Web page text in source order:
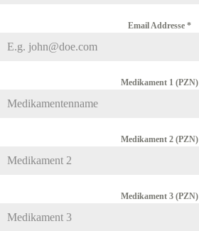
Email Addresse *
Medikament 1 (PZN)
Medikament 2 (PZN)
Medikament 3 (PZN)